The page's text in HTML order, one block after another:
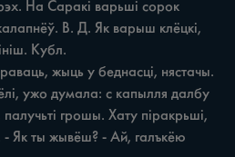
На Саракі варьші сорок
В. Д. Як варыш клёцкі,
Кубл.
ужо думала: c капылля далбу
грошы. Хату піракрьші,
- Як ты жывёш? - Ай, галъкёю